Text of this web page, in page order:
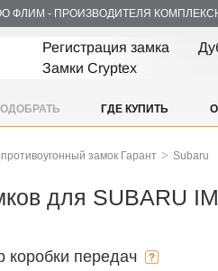
ФЛИМ - ПРОИЗВОДИТЕЛЯ
Регистрация замка
Замки Cryptex
ГДЕ КУПИТЬ
замок Гарант > Subaru
для SUBARU
коробки передач